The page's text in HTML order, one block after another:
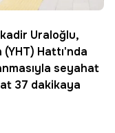
Uraloğlu,
(YHT) Hattı'nda
seyahat
37 dakikaya